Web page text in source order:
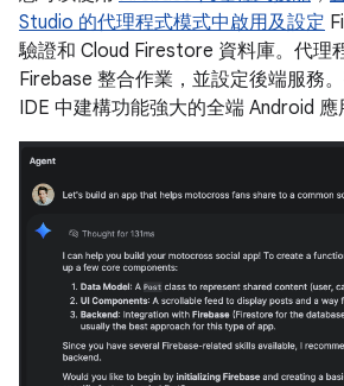
Studio 的代理程式模式中啟用及設定
驗證和 Cloud Firestore 資料庫。代理
Firebase 整合作業，並設定後端服務
IDE 中建構功能強大的全端 Android 應